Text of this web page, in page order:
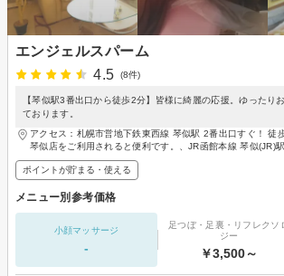
エンジェルスパーム
4.5
(8件)
【琴似駅3番出口から徒歩2分】皆様に綺麗の応援。ゆったり
ております。
アクセス：札幌市営地下鉄東西線 琴似駅 2番出口すぐ！
琴似店をご利用されると便利です。、JR函館本線 琴似(JR)
ポイントが貯まる・使える
メニュー別参考価格
小顔マッサージ
-
足つぼ・足裏・リフレクソ
ジー
￥3,500～